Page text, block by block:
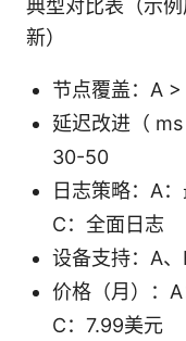
典型对比表（示
新）
节点覆盖：A
延迟改进（
30-50
日志策略：A
C：全面日志
设备支持：A
价格（月）：
C：7.99美元